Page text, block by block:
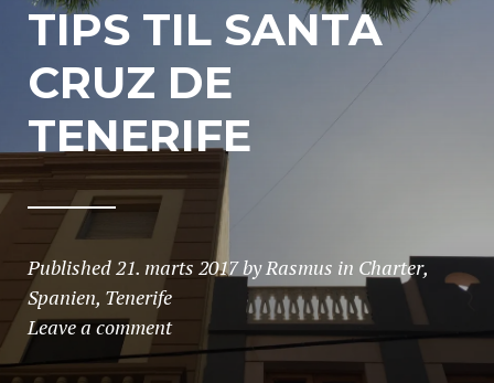
TIPS TIL SANTA
CRUZ DE
TENERIFE
Published21. marts 2017byRasmus in Charter,
Spanien, Tenerife
Leave a comment